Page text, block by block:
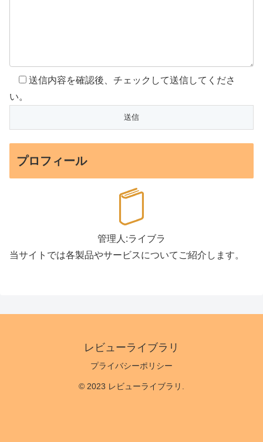
送信内容を確認後、チェックして送信してくださ
い。
プロフィール
管理人:ライブラ
当サイトでは各製品やサービスについてご紹介します。
レビューライブラリ
プライバシーポリシー
© 2023 レビューライブラリ.